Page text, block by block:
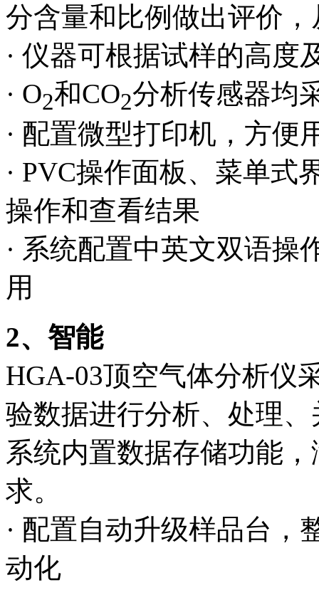
分含量和比例做出评价
· 仪器可根据试样的高度
· O2和CO2分析传感器均
· 配置微型打印机，方便
· PVC操作面板、菜单式
操作和查看结果
· 系统配置中英文双语操
用
2、智能
HGA-03顶空气体分析仪
验数据进行分析、处理
系统内置数据存储功能
求。
· 配置自动升级样品台，
动化